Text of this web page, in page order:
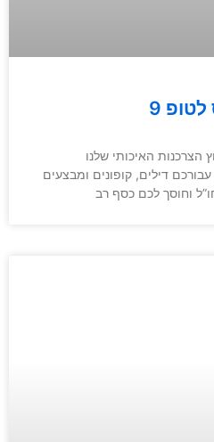
9
הצרכנות האיכותי שלנו
דילים, קופונים ומבצעים
וחוסך לכם כסף רב